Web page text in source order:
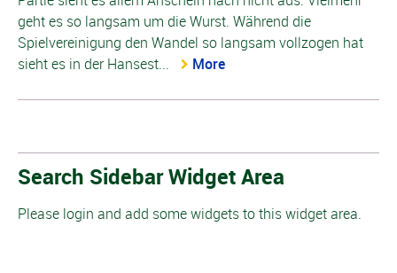
geht es so langsam um die Wurst. Während die
Spielvereinigung den Wandel so langsam vollzogen hat
sieht es in der Hansest...
More
Search Sidebar Widget Area
Please login and add some widgets to this widget area.